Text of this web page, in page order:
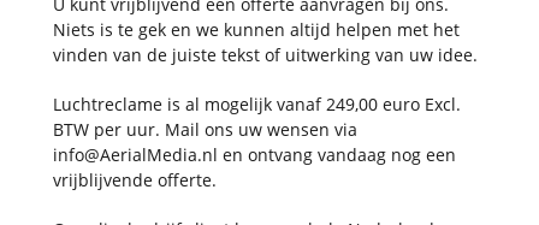
Niets is te gek en we kunnen altijd helpen met het
vinden van de juiste tekst of uitwerking van uw idee.
Luchtreclame is al mogelijk vanaf 249,00 euro Excl.
BTW per uur. Mail ons uw wensen via
info@AerialMedia.nl en ontvang vandaag nog een
vrijblijvende offerte.